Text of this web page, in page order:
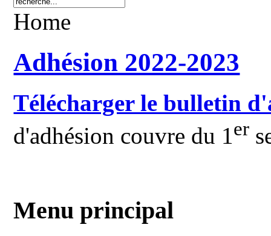
Home
Adhésion 2022-2023
Télécharger le bulletin
d'adhésion couvre du 1er
Menu principal